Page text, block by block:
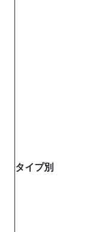
タイプ別